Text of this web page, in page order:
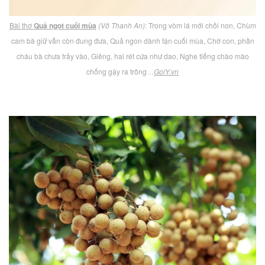
Bài thơQuả ngọt cuối mùa (Võ Thanh An): Trong vòm lá mới chồi non, Chùm
cam bà giữ vẫn còn đung đưa, Quả ngon dành tận cuối mùa, Chờ con, phần
cháu bà chưa trảy vào, Giêng, hai rét cứa như dao, Nghe tiếng chào mào
chống gậy ra trông… GoiY.vn